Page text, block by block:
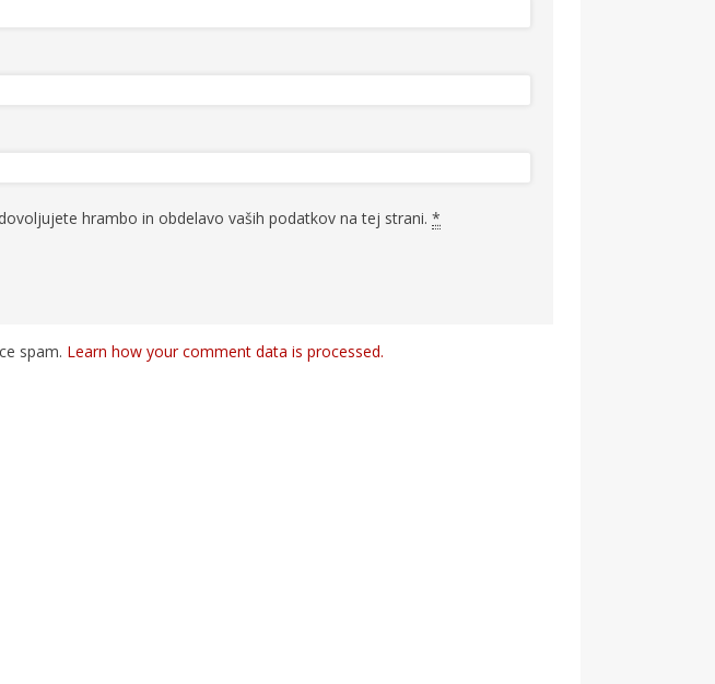
hrambo in obdelavo vaših podatkov na tej strani. *
spam. Learn how your comment data is processed.